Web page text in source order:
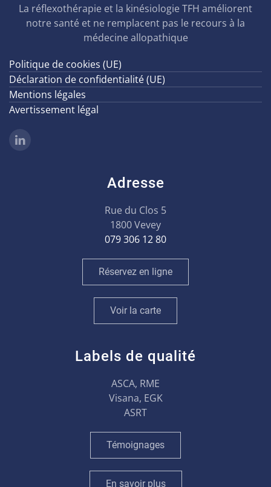
La réflexothérapie et la kinésiologie TFH améliorent
notre santé et ne remplacent pas le recours à la
médecine allopathique
Politique de cookies (UE)
Déclaration de confidentialité (UE)
Mentions légales
Avertissement légal
Adresse
Rue du Clos 5
1800 Vevey
079 306 12 80
Réservez en ligne
Voir la carte
Labels de qualité
ASCA, RME
Visana, EGK
ASRT
Témoignages
En savoir plus